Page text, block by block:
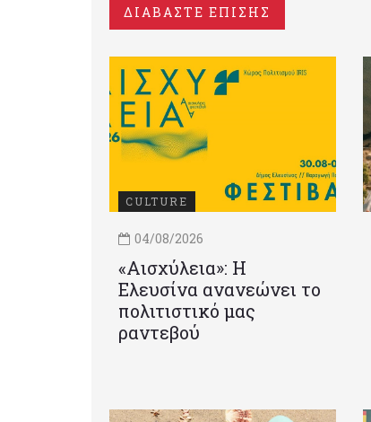
ΔΙΑΒΑΣΤΕ ΕΠΙΣΗΣ
CULTURE
04/08/2026
«Αισχύλεια»: Η
Ελευσίνα ανανεώνει το
πολιτιστικό μας
ραντεβού